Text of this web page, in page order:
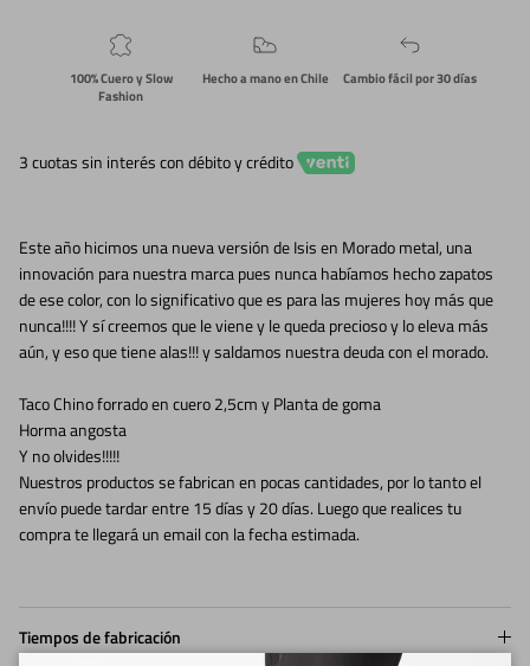
100% Cuero y Slow
Fashion
Hecho a mano en Chile Cambio fácil por 30 días
3 cuotas sin interés con débito y crédito
Este año hicimos una nueva versión de Isis en Morado metal, una
innovación para nuestra marca pues nunca habíamos hecho zapatos
de ese color, con lo significativo que es para las mujeres hoy más que
nunca!!!! Y sí creemos que le viene y le queda precioso y lo eleva más
aún, y eso que tiene alas!!! y saldamos nuestra deuda con el morado.
Taco Chino forrado en cuero 2,5cm y Planta de goma
Horma angosta
Y no olvides!!!!!
Nuestros productos se fabrican en pocas cantidades, por lo tanto el
envío puede tardar entre 15 días y 20 días. Luego que realices tu
compra te llegará un email con la fecha estimada.
Tiempos de fabricación